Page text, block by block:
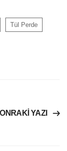
Tül Perde
YAZI